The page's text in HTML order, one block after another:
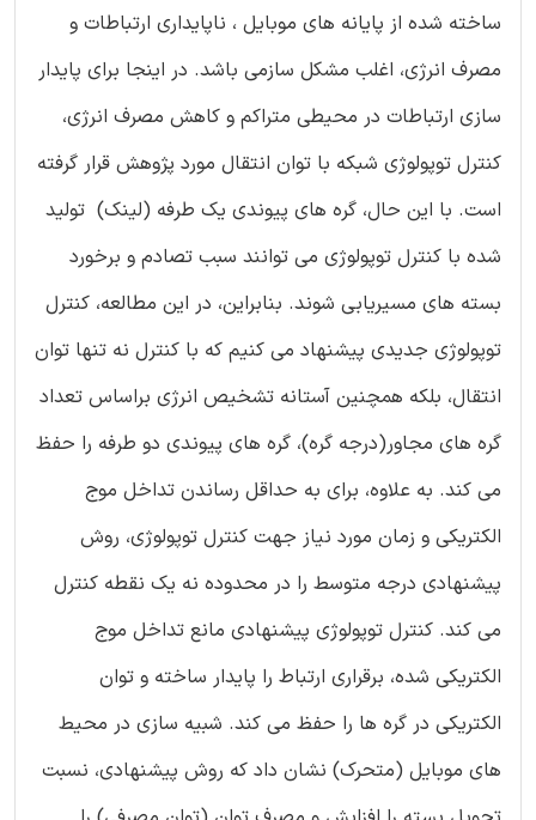
ساخته شده از پایانه های موبایل ، ناپایداری ارتباطات و
مصرف انرژی، اغلب مشکل سازمی باشد. در اینجا برای پایدار
سازی ارتباطات در محیطی متراکم و کاهش مصرف انرژی،
کنترل توپولوژی شبکه با توان انتقال مورد پژوهش قرار گرفته
است. با این حال، گره های پیوندی یک طرفه (لینک) تولید
شده با کنترل توپولوژی می توانند سبب تصادم و برخورد
بسته های مسیریابی شوند. بنابراین، در این مطالعه، کنترل
توپولوژی جدیدی پیشنهاد می کنیم که با کنترل نه تنها توان
انتقال، بلکه همچنین آستانه تشخیص انرژی براساس تعداد
گره های مجاور(درجه گره)، گره های پیوندی دو طرفه را حفظ
می کند. به علاوه، برای به حداقل رساندن تداخل موج
الکتریکی و زمان مورد نیاز جهت کنترل توپولوژی، روش
پیشنهادی درجه متوسط را در محدوده نه یک نقطه کنترل
می کند. کنترل توپولوژی پیشنهادی مانع تداخل موج
الکتریکی شده، برقراری ارتباط را پایدار ساخته و توان
الکتریکی در گره ها را حفظ می کند. شبیه سازی در محیط
های موبایل (متحرک) نشان داد که روش پیشنهادی، نسبت